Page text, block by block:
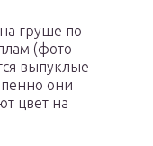
груше по
(фото
выпуклые
они
цвет на